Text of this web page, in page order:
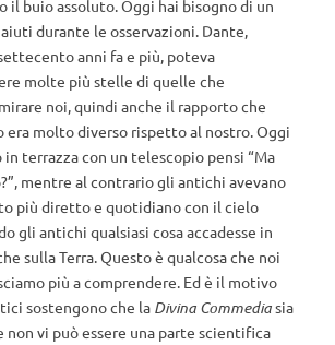
il buio assoluto. Oggi hai bisogno di un
durante le osservazioni. Dante,
anni fa e più, poteva
molte più stelle di quelle che
noi, quindi anche il rapporto che
era molto diverso rispetto al nostro. Oggi
in terrazza con un telescopio pensi “Ma
mentre al contrario gli antichi avevano
più diretto e quotidiano con il cielo
gli antichi qualsiasi cosa accadesse in
sulla Terra. Questo è qualcosa che noi
più a comprendere. Ed è il motivo
sostengono che la Divina Commediasia
non vi può essere una parte scientifica